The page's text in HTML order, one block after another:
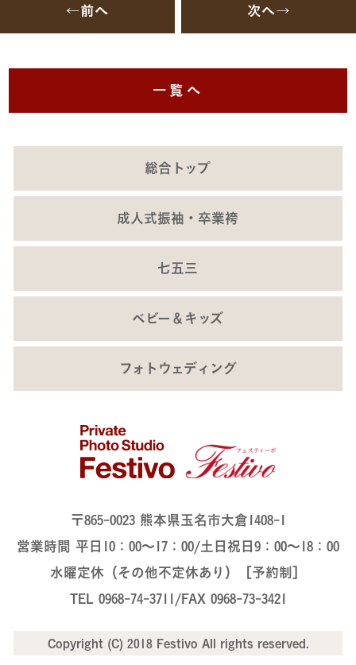
←前へ 次へ→
一覧へ
総合トップ
成人式振袖・卒業袴
七五三
ベビー＆キッズ
フォトウェディング
〒865-0023 熊本県玉名市大倉1408-1
営業時間 平日10：00～17：00/土日祝日9：00～18：00
水曜定休（その他不定休あり）［予約制］
TEL 0968-74-3711/FAX 0968-73-3421
Copyright (C) 2018 Festivo All rights reserved.